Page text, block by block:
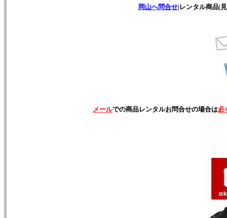
岡山へ問合せ|レンタル商品|
メールでの商品レンタルお問合せの場合は必